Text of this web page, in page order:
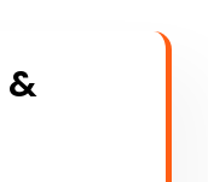
&